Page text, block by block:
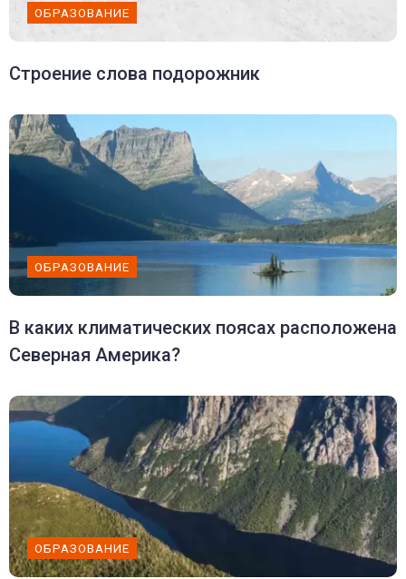
ОБРАЗОВАНИЕ
Строение слова подорожник
ОБРАЗОВАНИЕ
В каких климатических поясах расположена
Северная Америка?
ОБРАЗОВАНИЕ